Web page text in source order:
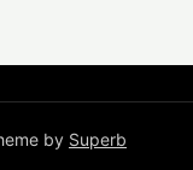
by Superb